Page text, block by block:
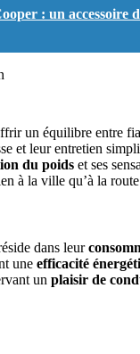
: un accessoire
un équilibre entre
et leur entretien
du poids et ses
à la ville qu’à la
dans leur
une efficacité
un plaisir de